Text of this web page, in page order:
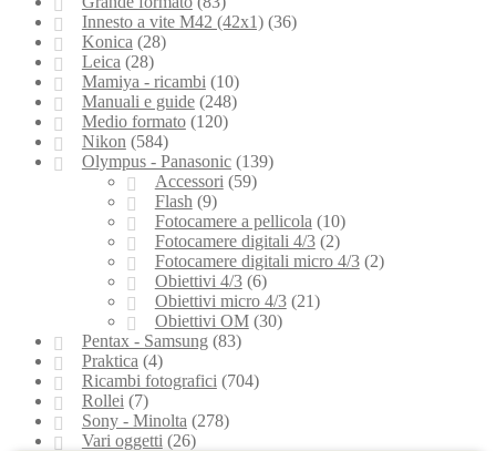
Innesto a vite M42 (42x1) (36)
Konica (28)
Leica (28)
Mamiya - ricambi (10)
Manuali e guide (248)
Medio formato (120)
Nikon (584)
Olympus - Panasonic (139)
Accessori (59)
Flash (9)
Fotocamere a pellicola (10)
Fotocamere digitali 4/3 (2)
Fotocamere digitali micro 4/3 (2)
Obiettivi 4/3 (6)
Obiettivi micro 4/3 (21)
Obiettivi OM (30)
Pentax - Samsung (83)
Praktica (4)
Ricambi fotografici (704)
Rollei (7)
Sony - Minolta (278)
Vari oggetti (26)